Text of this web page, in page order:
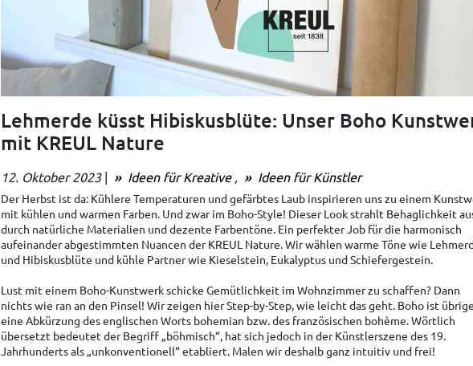
Lehmerde küsst Hibiskusblüte: Unser Boho
mit KREUL Nature
12. Oktober 2023 | Ideen für Kreative Ideen für Künstler
Der Herbst ist da: Kühlere Temperaturen und gefärbtes Laub inspirieren uns zu einem
mit kühlen und warmen Farben. Und zwar im Boho-Style! Dieser Look strahlt Behaglichkeit
durch natürliche Materialien und dezente Farbentöne. Ein perfekter Job für die harmonisch
aufeinander abgestimmten Nuancen der KREUL Nature. Wir wählen warme Töne wie
und Hibiskusblüte und kühle Partner wie Kieselstein, Eukalyptus und Schiefergestein.
Lust mit einem Boho-Kunstwerk schicke Gemütlichkeit im Wohnzimmer zu schaffen? Dann
nichts wie ran an den Pinsel! Wir zeigen hier Step-by-Step, wie leicht das geht. Boho ist
eine Abkürzung des englischen Worts bohemian bzw. des französischen bohème. Wörtlich
übersetzt bedeutet der Begriff „böhmisch“, hat sich jedoch in der Künstlerszene des 19.
Jahrhunderts als „unkonventionell“ etabliert. Malen wir deshalb ganz intuitiv und frei!